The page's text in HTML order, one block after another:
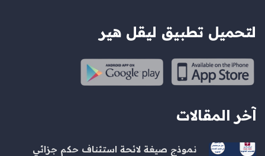
لتحميل تطبيق ليقل هير
آخر المقالات
نموذج صيغة لائحة استئناف حكم جزائي